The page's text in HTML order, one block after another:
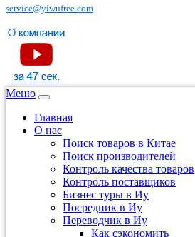
service@yiwufree.com
Меню
Главная
О нас
Поиск товаров в Китае
Поиск производителей
Контроль качества товаров
Контроль поставщиков
Бизнес туры в Иу
Посредник в Иу
Переводчик в Иу
Как сэкономить